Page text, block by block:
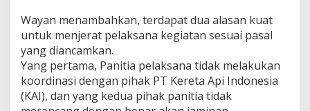
Wayan menambahkan, terdapat dua alasan kuat
untuk menjerat pelaksana kegiatan sesuai pasal
yang diancamkan.
Yang pertama, Panitia pelaksana tidak melakukan
koordinasi dengan pihak PT Kereta Api Indonesia
(KAI), dan yang kedua pihak panitia tidak